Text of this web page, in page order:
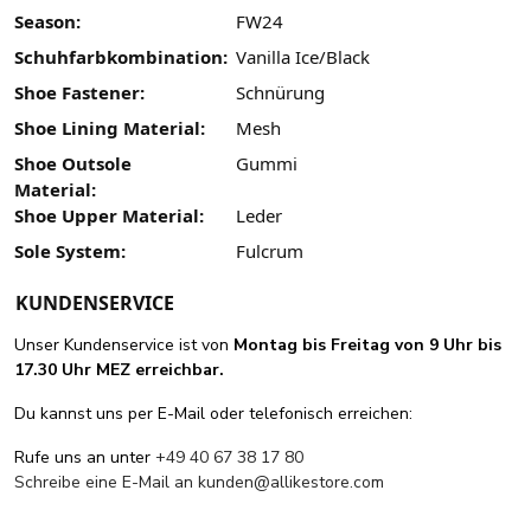
Season:
FW24
Schuhfarbkombination: Vanilla Ice/Black
Shoe Fastener:
Schnürung
Shoe Lining Material:
Mesh
Shoe Outsole
Material:
Gummi
Shoe Upper Material:
Leder
Sole System:
Fulcrum
KUNDENSERVICE
Unser Kundenservice ist von Montag bis Freitag von 9 Uhr bis
17.30 Uhr MEZ erreichbar.
Du kannst uns per E-Mail oder telefonisch erreichen:
Rufe uns an unter +49 40 67 38 17 80
Schreibe eine E-Mail an kunden@allikestore.com